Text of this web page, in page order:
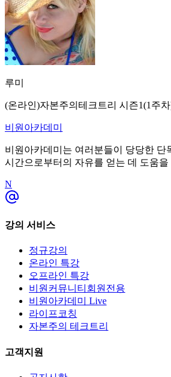
루미
(온라인)자본주의테크트리 시즌1(1주
비원아카데미
비원아카데미 는 여러분들이 당당한 단
시간으로부터의 자유를 얻는 데 도움을
N
강의 서비스
정규강의
온라인 특강
오프라인 특강
비원커뮤니티회원전용
비원아카데미 Live
라이프코칭
자본주의 테크트리
고객지원